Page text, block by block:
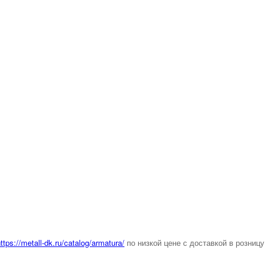
metall-dk.ru/catalog/armatura/ по низкой цене с доставкой в розницу